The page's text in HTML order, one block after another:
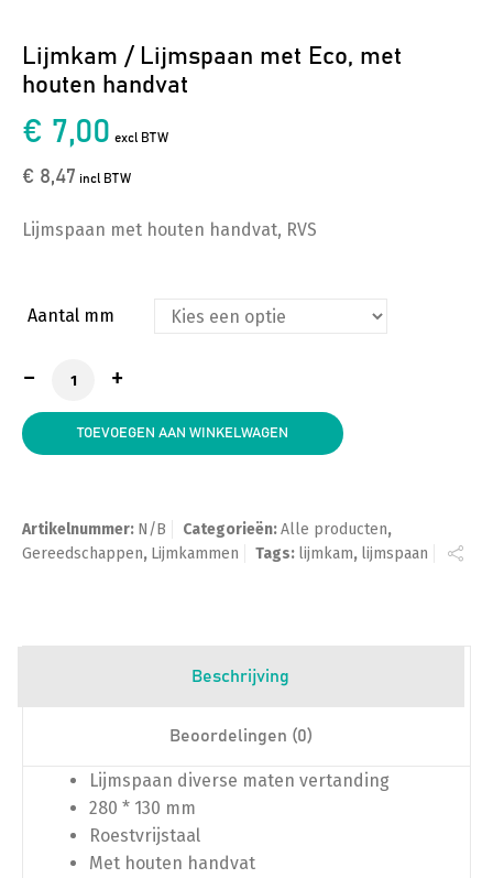
Lijmkam / Lijmspaan met Eco, met
houten handvat
€ 7,00 excl BTW
€ 8,47 incl BTW
Lijmspaan met houten handvat, RVS
Aantal mm
Lijmkam / Lijmspaan met Eco, met houten handvat
TOEVOEGEN AAN WINKELWAGEN
Artikelnummer: N/B Categorieën:Alle producten,
Gereedschappen, Lijmkammen Tags: lijmkam, lijmspaan
Beschrijving
Beoordelingen (0)
Lijmspaan diverse maten vertanding
280 * 130 mm
Roestvrijstaal
Met houten handvat